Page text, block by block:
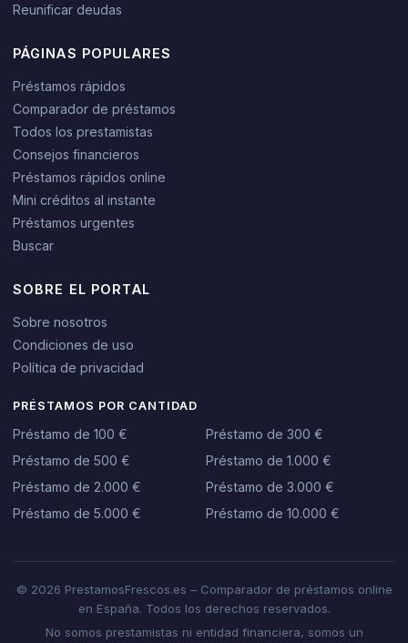
Reunificar deudas
PÁGINAS POPULARES
Préstamos rápidos
Comparador de préstamos
Todos los prestamistas
Consejos financieros
Préstamos rápidos online
Mini créditos al instante
Préstamos urgentes
Buscar
SOBRE EL PORTAL
Sobre nosotros
Condiciones de uso
Política de privacidad
PRÉSTAMOS POR CANTIDAD
Préstamo de 100 €
Préstamo de 300 €
Préstamo de 500 €
Préstamo de 1.000 €
Préstamo de 2.000 €
Préstamo de 3.000 €
Préstamo de 5.000 €
Préstamo de 10.000 €
© 2026 PrestamosFrescos.es – Comparador de préstamos online
en España. Todos los derechos reservados.
No somos prestamistas ni entidad financiera, somos un